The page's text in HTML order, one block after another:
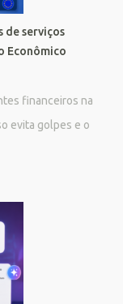
de serviços
Econômico
financeiros na
evita golpes e o